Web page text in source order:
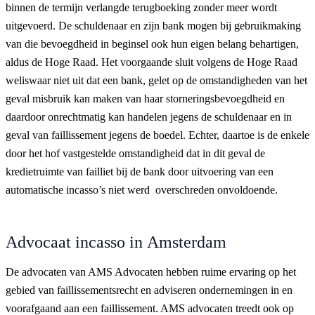
binnen de termijn verlangde terugboeking zonder meer wordt
uitgevoerd. De schuldenaar en zijn bank mogen bij gebruikmaking
van die bevoegdheid in beginsel ook hun eigen belang behartigen,
aldus de Hoge Raad. Het voorgaande sluit volgens de Hoge Raad
weliswaar niet uit dat een bank, gelet op de omstandigheden van het
geval misbruik kan maken van haar storneringsbevoegdheid en
daardoor onrechtmatig kan handelen jegens de schuldenaar en in
geval van faillissement jegens de boedel. Echter, daartoe is de enkele
door het hof vastgestelde omstandigheid dat in dit geval de
kredietruimte van failliet bij de bank door uitvoering van een
automatische incasso’s niet werd overschreden onvoldoende.
Advocaat incasso in Amsterdam
De advocaten van AMS Advocaten hebben ruime ervaring op het
gebied van faillissementsrecht en adviseren ondernemingen in en
voorafgaand aan een faillissement. AMS advocaten treedt ook op